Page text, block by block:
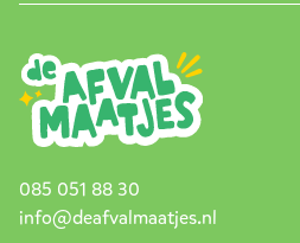
085 051 88 30
info@deafvalmaatjes.nl